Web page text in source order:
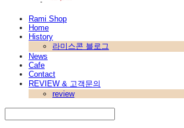
Rami Shop
Home
History
라미스콘 블로그
News
Cafe
Contact
REVIEW & 고객문의
review